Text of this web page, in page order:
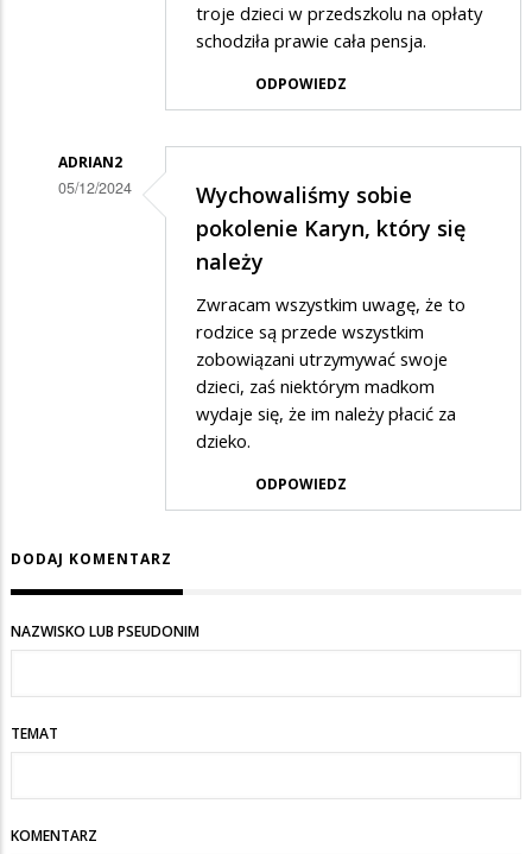
troje dzieci w przedszkolu na opłaty
schodziła prawie cała pensja.
ODPOWIEDZ
ADRIAN2
05/12/2024
Wychowaliśmy sobie
pokolenie Karyn, który się
należy
Zwracam wszystkim uwagę, że to
rodzice są przede wszystkim
zobowiązani utrzymywać swoje
dzieci, zaś niektórym madkom
wydaje się, że im należy płacić za
dzieko.
ODPOWIEDZ
DODAJ KOMENTARZ
NAZWISKO LUB PSEUDONIM
TEMAT
KOMENTARZ